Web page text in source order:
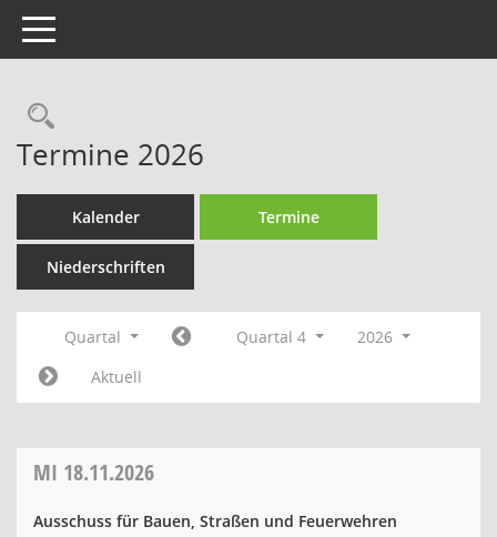
Toggle navigation
Rechercheauswahl
Termine 2026
Kalender Termine
Niederschriften
Quartal Quartal 4
2026
Aktuell
MI 18.11.2026
Ausschuss für Bauen, Straßen und Feuerwehren